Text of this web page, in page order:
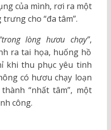
của mình, rơi ra một
cho “đa tâm”.
lòng hươu chạy”,
ra tai họa, huống hồ
khi thu phục yêu tinh
có hươu chạy loạn
“nhất tâm”, một
công.